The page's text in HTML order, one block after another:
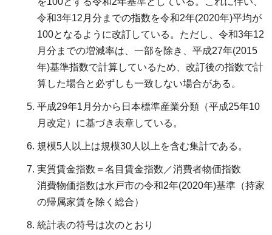
令和3年12月分までの指数を令和2年(2020年)平均が
100となるように改訂している。ただし、令和3年12
月分までの増減率は、一部を除き、平成27年(2015
年)基準指数で計算しているため、改訂後の指数で計
算した場合と必ずしも一致しない場合がある。
平成29年1月分から日本標準産業分類（平成25年10
月改定）に基づき表章している。
規模5人以上は規模30人以上を含む集計である。
実質賃金指数＝名目賃金指数／消費者物価指数
消費物価指数は水戸市の令和2年(2020年)基準（持家
の帰属家賃を除く総合）
統計表の符号は次のとおり